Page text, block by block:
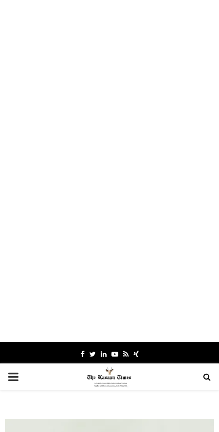
Facebook
TwitterLinkedinYoutube
RssXing
PRIMARY